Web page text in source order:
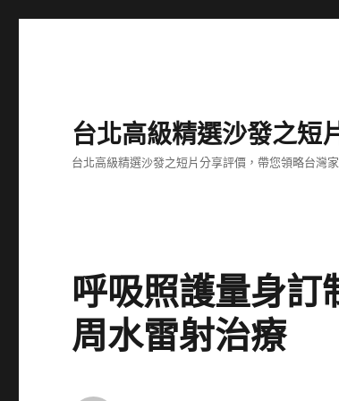
台北高級精選沙發之短
台北高級精選沙發之短片分享評價，帶您領略台灣
呼吸照護量身訂
周水雷射治療